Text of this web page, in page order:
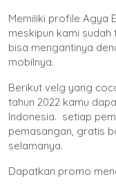
Memiliki profile Agya
meskipun kami sudah
bisa mengantinya
mobilnya.
Berikut velg yang
tahun 2022 kamu
Indonesia. setiap
pemasangan, gratis
selamanya.
Dapatkan promo